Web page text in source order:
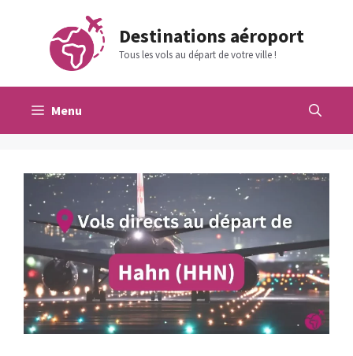
contenu
Destinations aéroport
Tous les vols au départ de votre ville !
Menu